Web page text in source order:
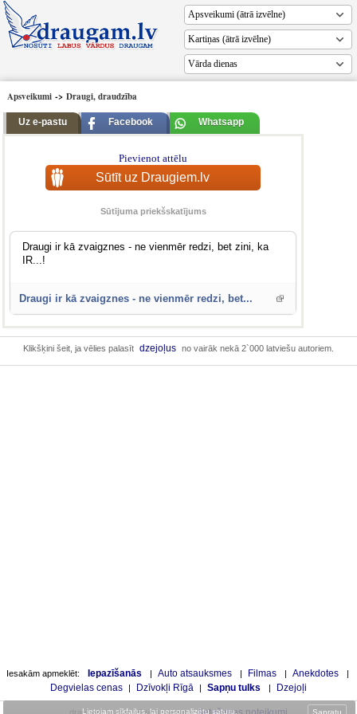
Vārda dienas
Apsveikumi -> Draugi, draudzība
Uz e-pastu Facebook Whatsapp
Pievienot attēlu
Sūtīt uz Draugiem.lv
Sūtījuma priekšskatījums
Draugi ir kā zvaigznes - ne vienmēr redzi, bet zini, ka
IR...!
Draugi ir kā zvaigznes - ne vienmēr redzi, bet...
Klikšķini šeit, ja vēlies palasīt dzejoļus no vairāk nekā 2`000 latviešu autoriem.
Iesakām apmeklēt: Iepazīšanās | Auto atsauksmes | Filmas | Anekdotes |
Degvielas cenas | Dzīvokļi Rīgā | Sapņu tulks | Dzejoļi
Lietojam sīkfailus, lai personalizētu saturu. Sapratu